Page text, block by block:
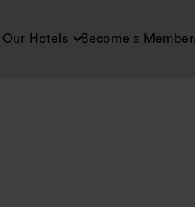
Our Hotels Become a Member